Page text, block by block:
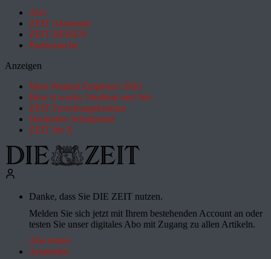
Abo
ZEIT Akademie
ZEIT REISEN
Partnersuche
Anzeigen
Most Wanted Employer 2026
How it works: Studium und Job
ZEIT Forschungskosmos
Deutsches Schulportal
ZEIT für X
Danke, dass Sie DIE ZEIT nutzen.
Melden Sie sich jetzt mit Ihrem bestehenden Account an oder
testen Sie unser digitales Abo mit Zugang zu allen Artikeln.
Abo testen
Anmelden